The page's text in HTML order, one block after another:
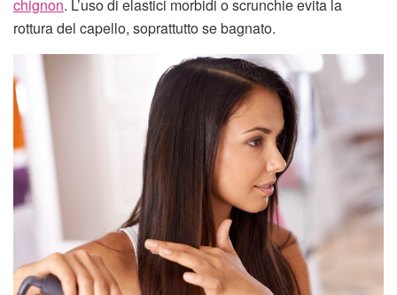
chignon. L’uso di elastici morbidi o scrunchie evita la
rottura del capello, soprattutto se bagnato.